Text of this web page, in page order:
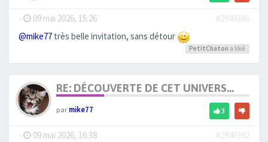
- 09 mai 2026, 15:26
#2940386
@mike77 très belle invitation, sans détour
PetitChaton a liké
RE: DÉCOUVERTE DE CET UNIVERS...
parmike77 3
- 09 mai 2026, 16:38
#2940392